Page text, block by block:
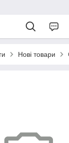
Нові товари